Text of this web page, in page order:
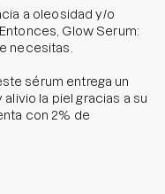
a oleosidad y/o
Glow Serum:
necesitas.
sérum entrega un
la piel gracias a su
con 2% de
Y 0,5% de BHA